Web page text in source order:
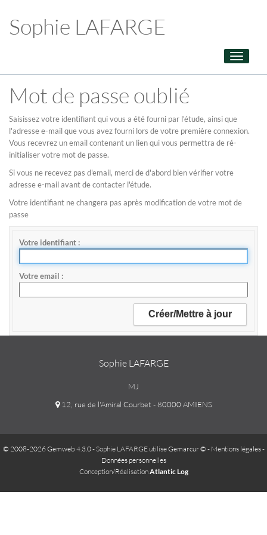
Sophie LAFARGE
Toggle
Mot de passe oublié
Saisissez votre identifiant qui vous a été fourni par l'étude, ainsi que
l'adresse e-mail que vous avez fourni lors de votre première connexion.
Vous recevrez un email contenant un lien qui vous permettra de ré-
initialiser votre mot de passe.
Si vous ne recevez pas d'email, merci de d'abord bien vérifier votre
adresse e-mail avant de contacter l'étude.
Votre identifiant ne changera pas après modification de votre mot de
passe
Votre identifiant
Votre email
Sophie LAFARGE
MJ
12, rue de l'Amiral Courbet - 80000 AMIENS
© 2008-2026 Gemweb 4.3.0- Sophie LAFARGE utiliseGemarcur © - Mentions légales-
Données personnelles
Conception/RéalisationAtlantic Log